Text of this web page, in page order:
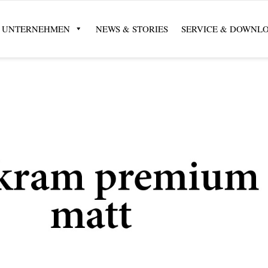
UNTERNEHMEN NEWS & STORIES SERVICE &